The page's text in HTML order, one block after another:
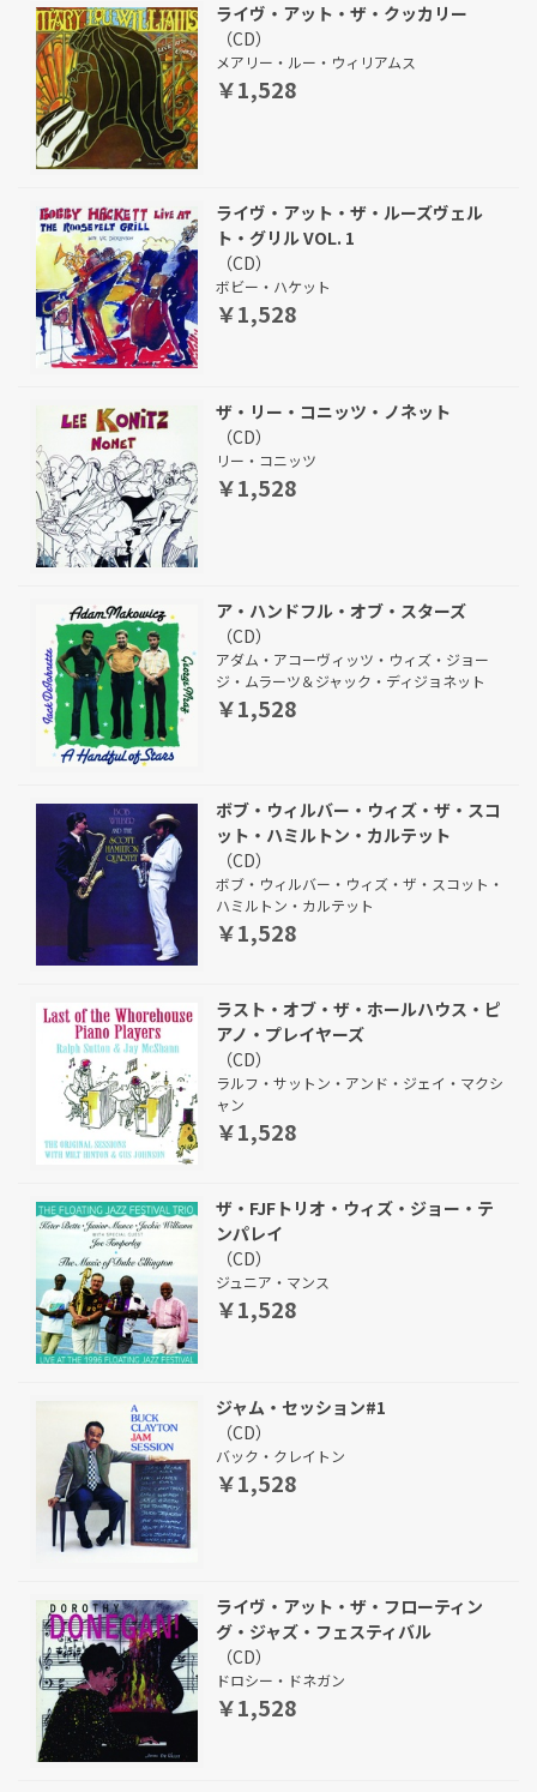
ライヴ・アット・ザ・クッカリー
（CD）
メアリー・ルー・ウィリアムス
￥1,528
ライヴ・アット・ザ・ルーズヴェル
ト・グリル VOL. 1
（CD）
ボビー・ハケット
￥1,528
ザ・リー・コニッツ・ノネット
（CD）
リー・コニッツ
￥1,528
ア・ハンドフル・オブ・スターズ
（CD）
アダム・アコーヴィッツ・ウィズ・ジョー
ジ・ムラーツ＆ジャック・ディジョネット
￥1,528
ボブ・ウィルバー・ウィズ・ザ・スコ
ット・ハミルトン・カルテット
（CD）
ボブ・ウィルバー・ウィズ・ザ・スコット・
ハミルトン・カルテット
￥1,528
ラスト・オブ・ザ・ホールハウス・ピ
アノ・プレイヤーズ
（CD）
ラルフ・サットン・アンド・ジェイ・マクシ
ャン
￥1,528
ザ・FJFトリオ・ウィズ・ジョー・テ
ンパレイ
（CD）
ジュニア・マンス
￥1,528
ジャム・セッション#1
（CD）
バック・クレイトン
￥1,528
ライヴ・アット・ザ・フローティン
グ・ジャズ・フェスティバル
（CD）
ドロシー・ドネガン
￥1,528